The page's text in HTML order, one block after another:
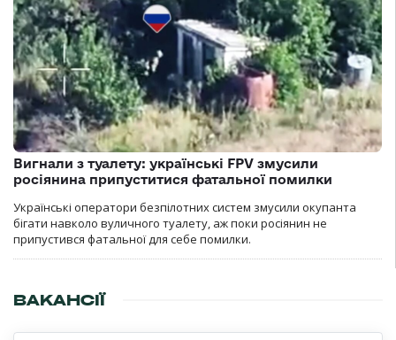
Вигнали з туалету: українські FPV змусили
росіянина припуститися фатальної помилки
Українські оператори безпілотних систем змусили окупанта
бігати навколо вуличного туалету, аж поки росіянин не
припустився фатальної для себе помилки.
ВАКАНСІЇ